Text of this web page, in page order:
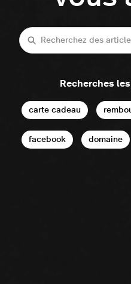
Recherche
Recherches
carte cadeau
facebook domaine